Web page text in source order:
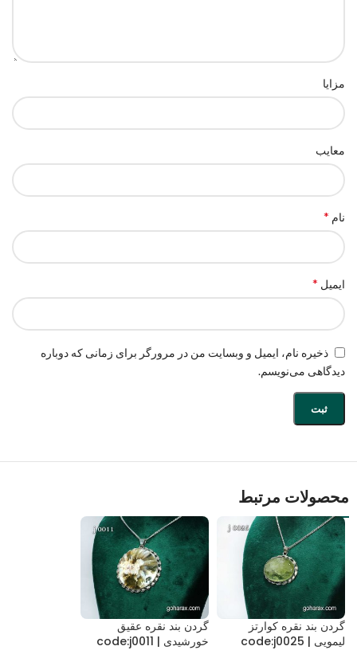
مزایا
معایب
نام *
ایمیل *
ذخیره نام، ایمیل و وبسایت من در مرورگر برای زمانی که دوباره
دیدگاهی می‌نویسم.
محصولات مرتبط
گردن بند نقره کوارتز
لیمویی | code:j0025
گردن بند نقره عقیق
خورشیدی | code:j0011